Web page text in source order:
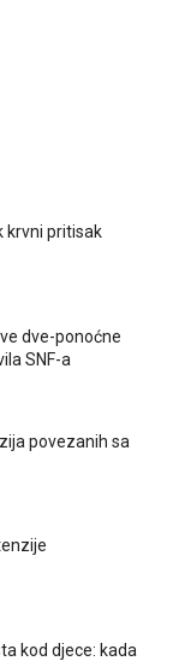
krvni pritisak
dve-ponoćne
SNF-a
povezanih sa
kod djece: kada